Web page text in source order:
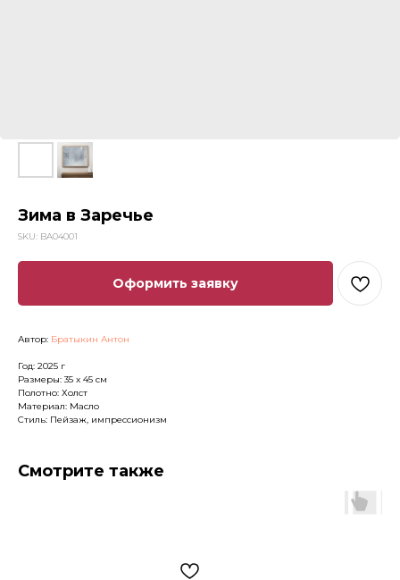
Зима в Заречье
SKU: BA04001
Оформить заявку
Автор: Братыкин Антон
Год: 2025 г
Размеры: 35 x 45 см
Полотно: Холст
Материал: Масло
Стиль: Пейзаж, импрессионизм
Смотрите также